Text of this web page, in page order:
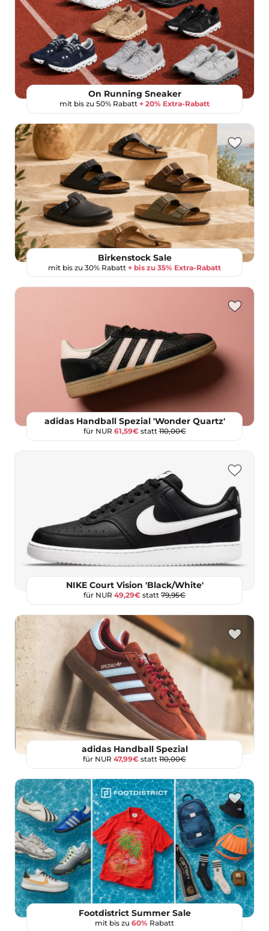
On Running Sneaker
mit bis zu 50% Rabatt + 20% Extra-Rabatt
Birkenstock Sale
mit bis zu 30% Rabatt + bis zu 35% Extra-Rabatt
adidas Handball Spezial 'Wonder Quartz'
für NUR 61,59€statt110,00€
NIKE Court Vision 'Black/White'
für NUR 49,29€ statt 79,95€
adidas Handball Spezial
für NUR 47,99€ statt 110,00€
Footdistrict Summer Sale
mit bis zu 60% Rabatt